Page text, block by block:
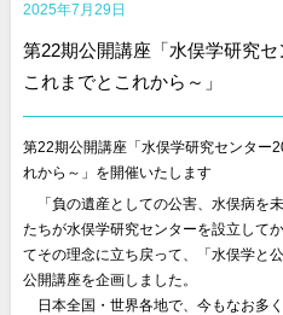
2025年7月29日
第22期公開講座「水俣学研究
これまでとこれから～」
第22期公開講座「水俣学研究センター
れから～」を開催いたします
「負の遺産としての公害、⽔俣病を
たちが⽔俣学研究センターを設⽴して
てその理念に⽴ち戻って、「⽔俣学と
公開講座を企画しました。
⽇本全国・世界各地で、今もなお多